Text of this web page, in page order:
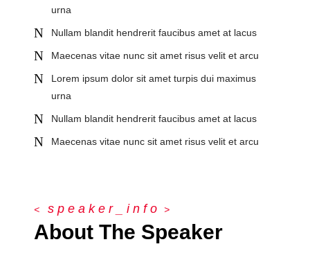
urna
Nullam blandit hendrerit faucibus amet at lacus
Maecenas vitae nunc sit amet risus velit et arcu
Lorem ipsum dolor sit amet turpis dui maximus
urna
Nullam blandit hendrerit faucibus amet at lacus
Maecenas vitae nunc sit amet risus velit et arcu
s p e a k e r i n f o
About The Speaker